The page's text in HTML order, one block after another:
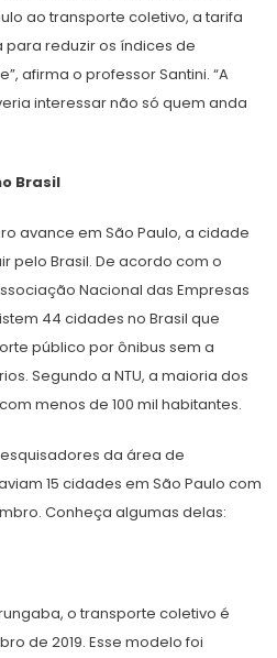
ao transporte coletivo, a tarifa
para reduzir os índices de
afirma o professor Santini. “A
interessar não só quem anda
Brasil
avance em São Paulo, a cidade
pelo Brasil. De acordo com o
Nacional das Empresas
44 cidades no Brasil que
público por ônibus sem a
Segundo a NTU, a maioria dos
menos de 100 mil habitantes.
da área de
15 cidades em São Paulo com
Conheça algumas delas:
o transporte coletivo é
de 2019. Esse modelo foi